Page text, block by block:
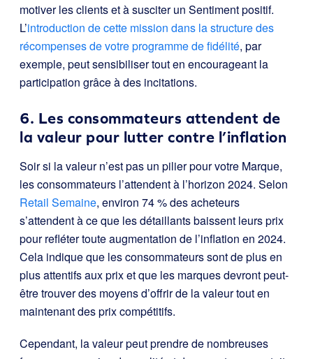
motiver les clients et à susciter un Sentiment positif.
L’introduction de cette mission dans la structure des
récompenses de votre programme de fidélité, par
exemple, peut sensibiliser tout en encourageant la
participation grâce à des incitations.
6. Les consommateurs attendent de
la valeur pour lutter contre l’inflation
Soir si la valeur n’est pas un pilier pour votre Marque,
les consommateurs l’attendent à l’horizon 2024. Selon
Retail Semaine, environ 74 % des acheteurs
s’attendent à ce que les détaillants baissent leurs prix
pour refléter toute augmentation de l’inflation en 2024.
Cela indique que les consommateurs sont de plus en
plus attentifs aux prix et que les marques devront peut-
être trouver des moyens d’offrir de la valeur tout en
maintenant des prix compétitifs.
Cependant, la valeur peut prendre de nombreuses